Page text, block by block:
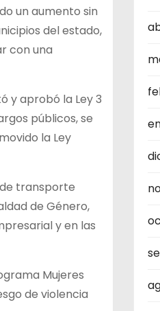
un aumento sin
del estado,
con una
y aprobó la Ley 3
públicos, se
la Ley
transporte
de Género,
y en las
Mujeres
de violencia